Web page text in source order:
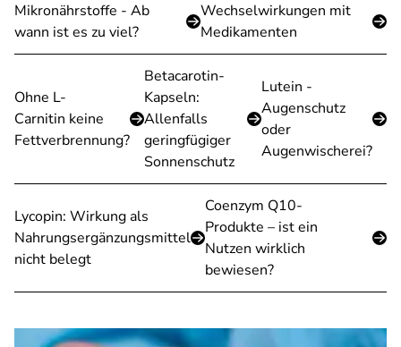
Mikronährstoffe - Ab
wann ist es zu viel?
Wechselwirkungen mit
Medikamenten
Ohne L-
Carnitin keine
Fettverbrennung?
Betacarotin-
Kapseln:
Allenfalls
geringfügiger
Sonnenschutz
Lutein -
Augenschutz
oder
Augenwischerei?
Lycopin: Wirkung als
Nahrungsergänzungsmittel
nicht belegt
Coenzym Q10-
Produkte – ist ein
Nutzen wirklich
bewiesen?